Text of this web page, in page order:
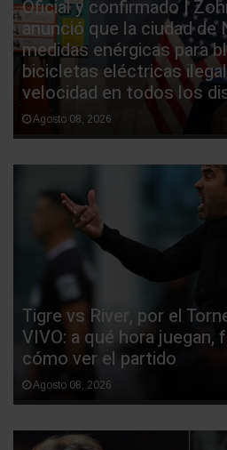
Oficial y confirmado |
anunció que la ciudad de
medidas enérgicas para
bicicletas eléctricas
velocidad en todos los
Agosto 08, 2026
Tigre vs River, por el
VIVO: a qué hora juegan,
cómo ver el partido
Agosto 08, 2026